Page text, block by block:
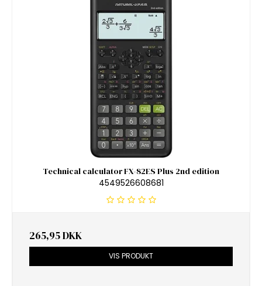
Technical calculator FX-82ES Plus 2nd edition
4549526608681
265,95 DKK
VIS PRODUKT